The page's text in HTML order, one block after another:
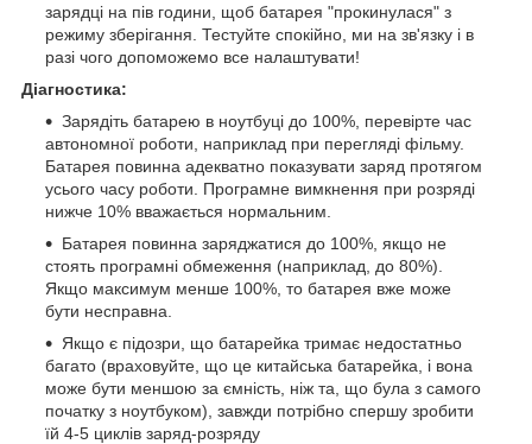
зарядці на пів години, щоб батарея "прокинулася" з
режиму зберігання. Тестуйте спокійно, ми на зв'язку і в
разі чого допоможемо все налаштувати!
Діагностика:
Зарядіть батарею в ноутбуці до 100%, перевірте час
автономної роботи, наприклад при перегляді фільму.
Батарея повинна адекватно показувати заряд протягом
усього часу роботи. Програмне вимкнення при розряді
нижче 10% вважається нормальним.
Батарея повинна заряджатися до 100%, якщо не
стоять програмні обмеження (наприклад, до 80%).
Якщо максимум менше 100%, то батарея вже може
бути несправна.
Якщо є підозри, що батарейка тримає недостатньо
багато (враховуйте, що це китайська батарейка, і вона
може бути меншою за ємність, ніж та, що була з самого
початку з ноутбуком), завжди потрібно спершу зробити
їй 4-5 циклів заряд-розряду